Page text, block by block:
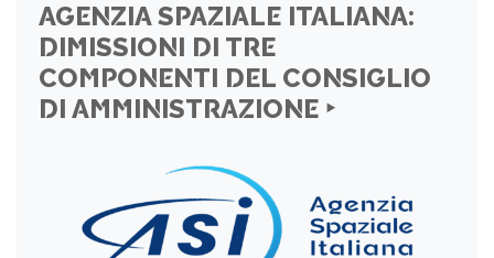
AGENZIA SPAZIALE ITALIANA:
DIMISSIONI DI TRE
COMPONENTI DEL CONSIGLIO
DI AMMINISTRAZIONE ‣